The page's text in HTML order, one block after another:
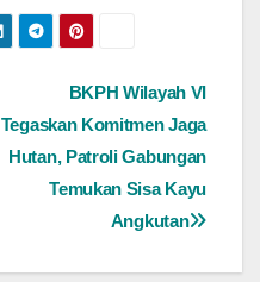
BKPH Wilayah VI
Tegaskan Komitmen Jaga
Hutan, Patroli Gabungan
Temukan Sisa Kayu
Angkutan